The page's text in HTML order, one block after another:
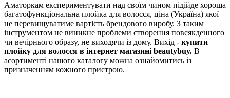
Аматоркам експериментувати над своїм чином підійде хороша
багатофункціональна плойка для волосся, ціна (Україна) якої
не перевищуватиме вартість брендового виробу. З таким
інструментом не виникне проблеми створення повсякденного
чи вечірнього образу, не виходячи із дому. Вихід - купити
плойку для волосся в інтернет магазині beautybuy. В
асортименті нашого каталогу можна ознайомитись із
призначенням кожного пристрою.